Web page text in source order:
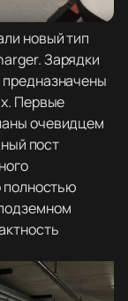
новый тип
Зарядки
предназначены
Первые
очевидцем
пост
полностью